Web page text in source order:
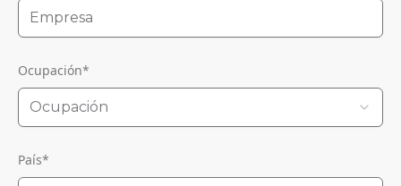
Ocupación*
Ocupación
País*